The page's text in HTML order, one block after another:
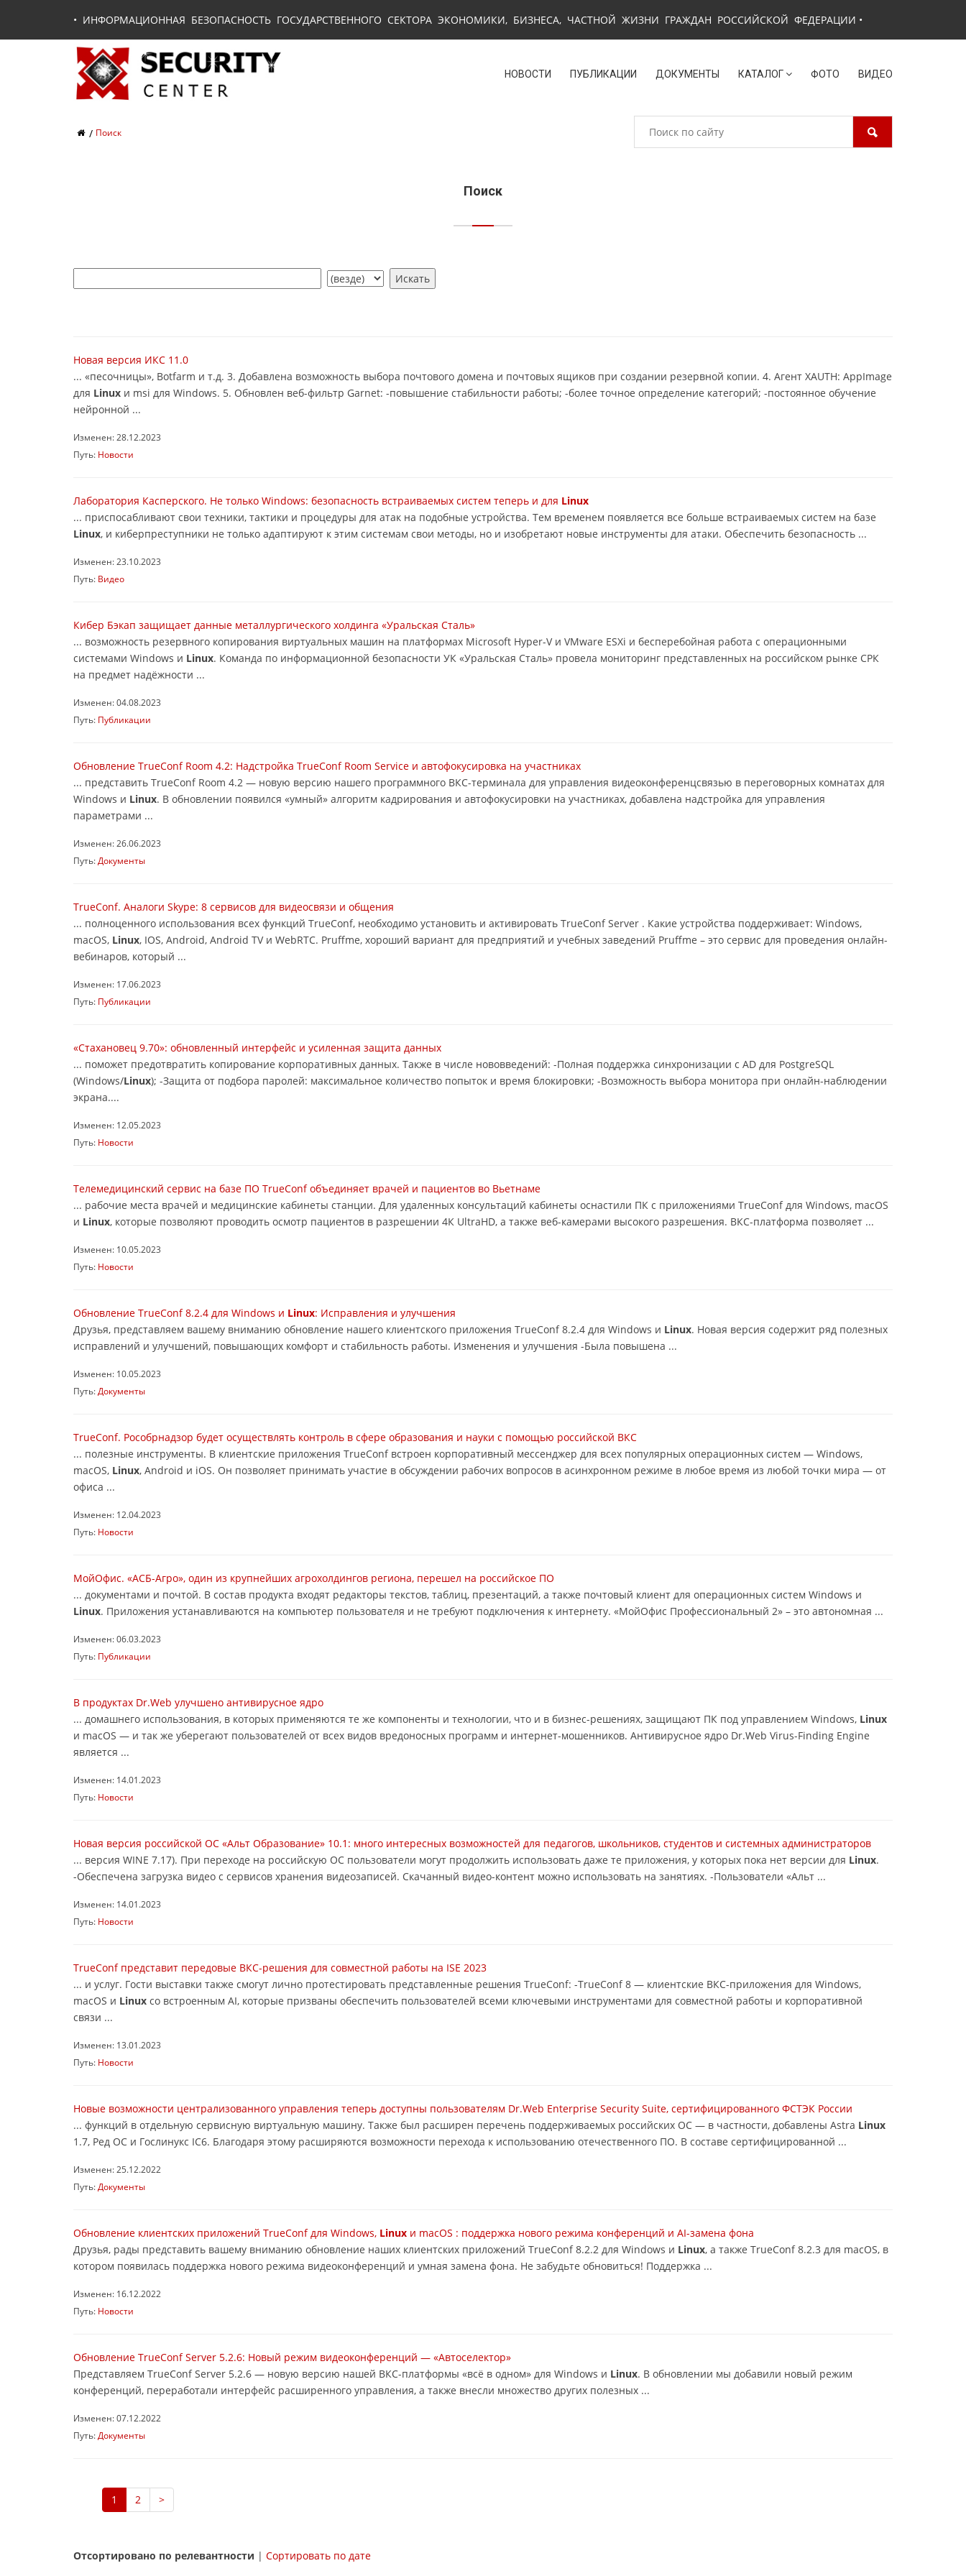
• ИНФОРМАЦИОННАЯ БЕЗОПАСНОСТЬ ГОСУДАРСТВЕННОГО СЕКТОРА ЭКОНОМИКИ, БИЗНЕСА, ЧАСТНОЙ ЖИЗНИ ГРАЖДАН РОССИЙСКОЙ ФЕДЕРАЦИИ •
НОВОСТИ ПУБЛИКАЦИИ ДОКУМЕНТЫ КАТАЛОГ ФОТО ВИДЕО
Поиск
Поиск
Новая версия ИКС 11.0
... «песочницы», Botfarm и т.д. 3. Добавлена возможность выбора почтового домена и почтовых ящиков при создании резервной копии. 4. Агент XAUTH: AppImage
для Linux и msi для Windows. 5. Обновлен веб-фильтр Garnet: -повышение стабильности работы; -более точное определение категорий; -постоянное обучение
нейронной ...
Изменен: 28.12.2023
Путь: Новости
Лаборатория Касперского. Не только Windows: безопасность встраиваемых систем теперь и для Linux
... приспосабливают свои техники, тактики и процедуры для атак на подобные устройства. Тем временем появляется все больше встраиваемых систем на базе
Linux, и киберпреступники не только адаптируют к этим системам свои методы, но и изобретают новые инструменты для атаки. Обеспечить безопасность ...
Изменен: 23.10.2023
Путь: Видео
Кибер Бэкап защищает данные металлургического холдинга «Уральская Сталь»
... возможность резервного копирования виртуальных машин на платформах Microsoft Hyper-V и VMware ESXi и бесперебойная работа с операционными
системами Windows и Linux. Команда по информационной безопасности УК «Уральская Сталь» провела мониторинг представленных на российском рынке СРК
на предмет надёжности ...
Изменен: 04.08.2023
Путь: Публикации
Обновление TrueConf Room 4.2: Надстройка TrueConf Room Service и автофокусировка на участниках
... представить TrueConf Room 4.2 — новую версию нашего программного ВКС-терминала для управления видеоконференцсвязью в переговорных комнатах для
Windows и Linux. В обновлении появился «умный» алгоритм кадрирования и автофокусировки на участниках, добавлена надстройка для управления
параметрами ...
Изменен: 26.06.2023
Путь: Документы
TrueConf. Аналоги Skype: 8 сервисов для видеосвязи и общения
... полноценного использования всех функций TrueConf, необходимо установить и активировать TrueConf Server . Какие устройства поддерживает: Windows,
macOS, Linux, IOS, Android, Android TV и WebRTC. Pruffme, хороший вариант для предприятий и учебных заведений Pruffme – это сервис для проведения онлайн-
вебинаров, который ...
Изменен: 17.06.2023
Путь: Публикации
«Стахановец 9.70»: обновленный интерфейс и усиленная защита данных
... поможет предотвратить копирование корпоративных данных. Также в числе нововведений: -Полная поддержка синхронизации с AD для PostgreSQL
(Windows/Linux); -Защита от подбора паролей: максимальное количество попыток и время блокировки; -Возможность выбора монитора при онлайн-наблюдении
экрана....
Изменен: 12.05.2023
Путь: Новости
Телемедицинский сервис на базе ПО TrueConf объединяет врачей и пациентов во Вьетнаме
... рабочие места врачей и медицинские кабинеты станции. Для удаленных консультаций кабинеты оснастили ПК с приложениями TrueConf для Windows, macOS
и Linux, которые позволяют проводить осмотр пациентов в разрешении 4К UltraHD, а также веб-камерами высокого разрешения. ВКС-платформа позволяет ...
Изменен: 10.05.2023
Путь: Новости
Обновление TrueConf 8.2.4 для Windows и Linux: Исправления и улучшения
Друзья, представляем вашему вниманию обновление нашего клиентского приложения TrueConf 8.2.4 для Windows и Linux. Новая версия содержит ряд полезных
исправлений и улучшений, повышающих комфорт и стабильность работы. Изменения и улучшения -Была повышена ...
Изменен: 10.05.2023
Путь: Документы
TrueConf. Рособрнадзор будет осуществлять контроль в сфере образования и науки с помощью российской ВКС
... полезные инструменты. В клиентские приложения TrueConf встроен корпоративный мессенджер для всех популярных операционных систем — Windows,
macOS, Linux, Android и iOS. Он позволяет принимать участие в обсуждении рабочих вопросов в асинхронном режиме в любое время из любой точки мира — от
офиса ...
Изменен: 12.04.2023
Путь: Новости
МойОфис. «АСБ-Агро», один из крупнейших агрохолдингов региона, перешел на российское ПО
... документами и почтой. В состав продукта входят редакторы текстов, таблиц, презентаций, а также почтовый клиент для операционных систем Windows и
Linux. Приложения устанавливаются на компьютер пользователя и не требуют подключения к интернету. «МойОфис Профессиональный 2» – это автономная ...
Изменен: 06.03.2023
Путь: Публикации
В продуктах Dr.Web улучшено антивирусное ядро
... домашнего использования, в которых применяются те же компоненты и технологии, что и в бизнес-решениях, защищают ПК под управлением Windows, Linux
и macOS — и так же уберегают пользователей от всех видов вредоносных программ и интернет-мошенников. Антивирусное ядро Dr.Web Virus-Finding Engine
является ...
Изменен: 14.01.2023
Путь: Новости
Новая версия российской ОС «Альт Образование» 10.1: много интересных возможностей для педагогов, школьников, студентов и системных администраторов
... версия WINE 7.17). При переходе на российскую ОС пользователи могут продолжить использовать даже те приложения, у которых пока нет версии для Linux.
-Обеспечена загрузка видео с сервисов хранения видеозаписей. Скачанный видео-контент можно использовать на занятиях. -Пользователи «Альт ...
Изменен: 14.01.2023
Путь: Новости
TrueConf представит передовые ВКС-решения для совместной работы на ISE 2023
... и услуг. Гости выставки также смогут лично протестировать представленные решения TrueConf: -TrueConf 8 — клиентские ВКС-приложения для Windows,
macOS и Linux со встроенным AI, которые призваны обеспечить пользователей всеми ключевыми инструментами для совместной работы и корпоративной
связи ...
Изменен: 13.01.2023
Путь: Новости
Новые возможности централизованного управления теперь доступны пользователям Dr.Web Enterprise Security Suite, сертифицированного ФСТЭК России
... функций в отдельную сервисную виртуальную машину. Также был расширен перечень поддерживаемых российских ОС — в частности, добавлены Astra Linux
1.7, Ред ОС и Гослинукс IC6. Благодаря этому расширяются возможности перехода к использованию отечественного ПО. В составе сертифицированной ...
Изменен: 25.12.2022
Путь: Документы
Обновление клиентских приложений TrueConf для Windows, Linux и macOS : поддержка нового режима конференций и AI-замена фона
Друзья, рады представить вашему вниманию обновление наших клиентских приложений TrueConf 8.2.2 для Windows и Linux, а также TrueConf 8.2.3 для macOS, в
котором появилась поддержка нового режима видеоконференций и умная замена фона. Не забудьте обновиться! Поддержка ...
Изменен: 16.12.2022
Путь: Новости
Обновление TrueConf Server 5.2.6: Новый режим видеоконференций — «Автоселектор»
Представляем TrueConf Server 5.2.6 — новую версию нашей ВКС-платформы «всё в одном» для Windows и Linux. В обновлении мы добавили новый режим
конференций, переработали интерфейс расширенного управления, а также внесли множество других полезных ...
Изменен: 07.12.2022
Путь: Документы
1 2 >
Отсортировано по релевантности | Сортировать по дате